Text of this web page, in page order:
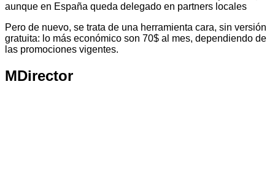
aunque en España queda delegado en partners locales
Pero de nuevo, se trata de una herramienta cara, sin versión
gratuita: lo más económico son 70$ al mes, dependiendo de
las promociones vigentes.
MDirector